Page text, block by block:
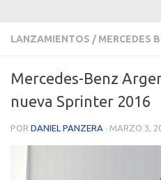
LANZAMIENTOS / MERCEDES
Mercedes-Benz
nueva Sprinter 2016
POR DANIEL PANZERA · MARZO 3,